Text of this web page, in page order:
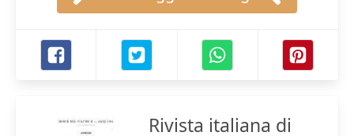
Rivista italiana di